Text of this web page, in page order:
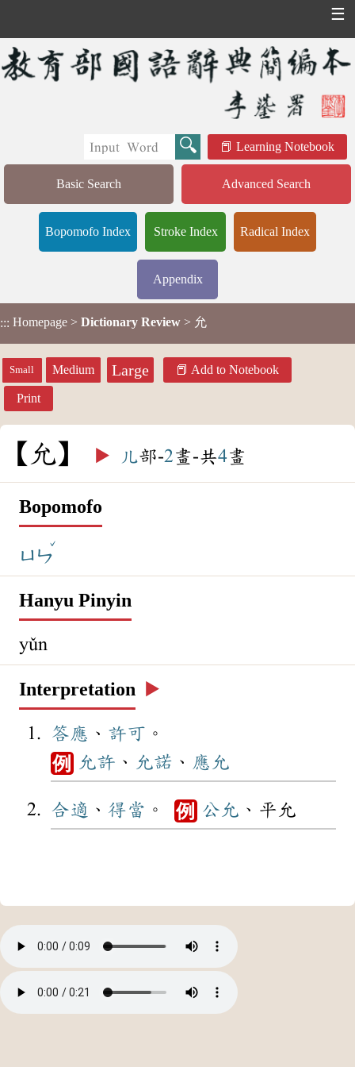
☰
Learning Notebook
Basic Search Advanced Search
Bopomofo Index Stroke Index Radical Index
Appendix
::: Homepage > Dictionary Review > 允
Small Medium Large Add to Notebook
Print
允 ▶️ 儿部-2畫-共4畫
Bopomofo
ㄩㄣ
ˇ
Hanyu Pinyin
yǔn
Interpretation ▶️
答應 、 許可 。
例 允許 、 允諾 、 應允
合適 、 得當 。 例 公允 、平允